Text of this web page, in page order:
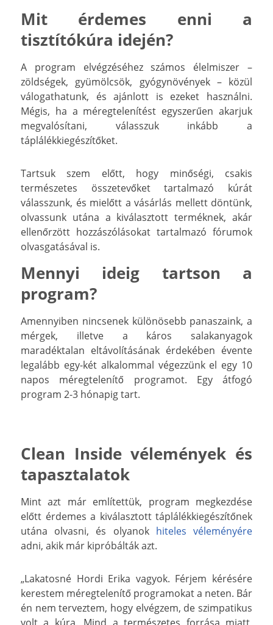
Mit érdemes enni a
tisztítókúra idején?
A program elvégzéséhez számos élelmiszer –
zöldségek, gyümölcsök, gyógynövények – közül
válogathatunk, és ajánlott is ezeket használni.
Mégis, ha a méregtelenítést egyszerűen akarjuk
megvalósítani, válasszuk inkább a
táplálékkiegészítőket.
Tartsuk szem előtt, hogy minőségi, csakis
természetes összetevőket tartalmazó kúrát
válasszunk, és mielőtt a vásárlás mellett döntünk,
olvassunk utána a kiválasztott terméknek, akár
ellenőrzött hozzászólásokat tartalmazó fórumok
olvasgatásával is.
Mennyi ideig tartson a
program?
Amennyiben nincsenek különösebb panaszaink, a
mérgek, illetve a káros salakanyagok
maradéktalan eltávolításának érdekében évente
legalább egy-két alkalommal végezzünk el egy 10
napos méregtelenítő programot. Egy átfogó
program 2-3 hónapig tart.
Clean Inside vélemények és
tapasztalatok
Mint azt már említettük, program megkezdése
előtt érdemes a kiválasztott táplálékkiegészítőnek
utána olvasni, és olyanok hiteles véleményére
adni, akik már kipróbálták azt.
„Lakatosné Hordi Erika vagyok. Férjem kérésére
kerestem méregtelenítő programokat a neten. Bár
én nem terveztem, hogy elvégzem, de szimpatikus